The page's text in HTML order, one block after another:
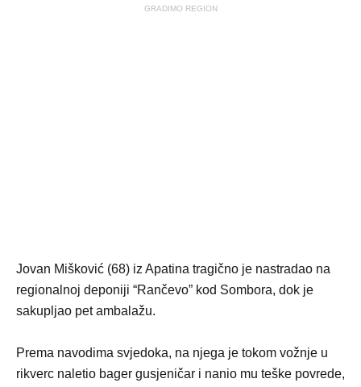
GRADIMO REGION
Jovan Mišković (68) iz Apatina tragično je nastradao na
regionalnoj deponiji “Rančevo” kod Sombora, dok je
sakupljao pet ambalažu.
Prema navodima svjedoka, na njega je tokom vožnje u
rikverc naletio bager gusjeničar i nanio mu teške povrede,